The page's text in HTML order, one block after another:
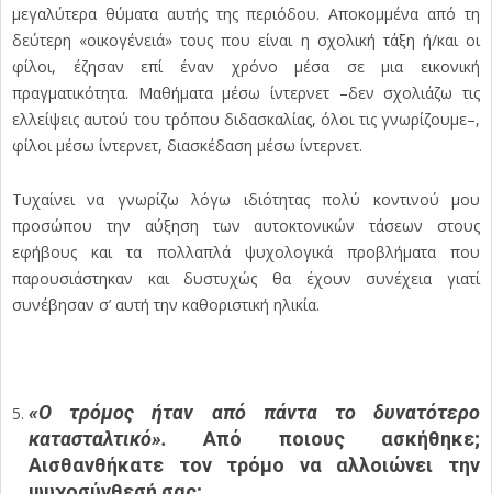
μεγαλύτερα θύματα αυτής της περιόδου. Αποκομμένα από τη
δεύτερη «οικογένειά» τους που είναι η σχολική τάξη ή/και οι
φίλοι, έζησαν επί έναν χρόνο μέσα σε μια εικονική
πραγματικότητα. Μαθήματα μέσω ίντερνετ –δεν σχολιάζω τις
ελλείψεις αυτού του τρόπου διδασκαλίας, όλοι τις γνωρίζουμε–,
φίλοι μέσω ίντερνετ, διασκέδαση μέσω ίντερνετ.
Τυχαίνει να γνωρίζω λόγω ιδιότητας πολύ κοντινού μου
προσώπου την αύξηση των αυτοκτονικών τάσεων στους
εφήβους και τα πολλαπλά ψυχολογικά προβλήματα που
παρουσιάστηκαν και δυστυχώς θα έχουν συνέχεια γιατί
συνέβησαν σ’ αυτή την καθοριστική ηλικία.
«Ο τρόμος ήταν από πάντα το δυνατότερο
κατασταλτικό». Από ποιους ασκήθηκε;
Αισθανθήκατε τον τρόμο να αλλοιώνει την